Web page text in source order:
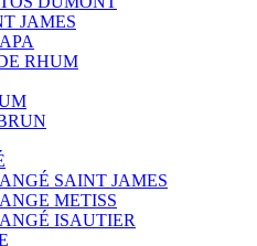
JAMES
RHUM
SAINT JAMES
METISS
ISAUTIER